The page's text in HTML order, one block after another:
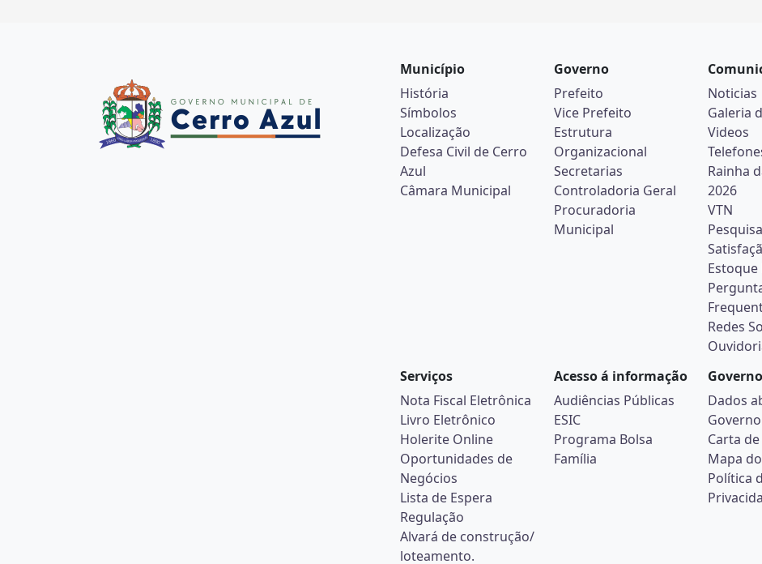
Município
História
Símbolos
Localização
Defesa Civil de Cerro
Azul
Câmara Municipal
Governo
Prefeito
Vice Prefeito
Estrutura
Organizacional
Secretarias
Controladoria Geral
Procuradoria
Municipal
Noticias
Galeria
Videos
Rainha
2026
VTN
Estoque
Redes
Serviços
Nota Fiscal Eletrônica
Livro Eletrônico
Holerite Online
Oportunidades de
Negócios
Lista de Espera
Regulação
Alvará de construção/
loteamento.
Acesso á informação
Audiências Públicas
ESIC
Programa Bolsa
Família
Dados
Carta
Mapa
Política